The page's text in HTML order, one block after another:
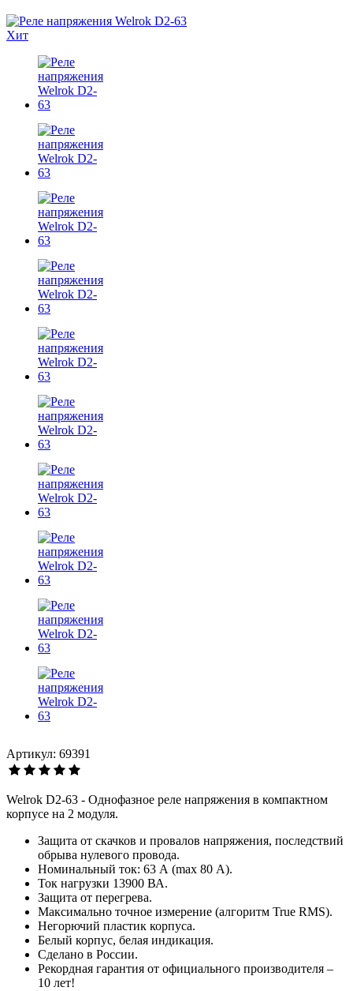
Хит
Артикул: 69391
Welrok D2-63 - Однофазное реле напряжения в компактном
корпусе на 2 модуля.
Защита от скачков и провалов напряжения, последствий
обрыва нулевого провода.
Номинальный ток: 63 А (max 80 А).
Ток нагрузки 13900 ВА.
Защита от перегрева.
Максимально точное измерение (алгоритм True RMS).
Негорючий пластик корпуса.
Белый корпус, белая индикация.
Сделано в России.
Рекордная гарантия от официального производителя –
10 лет!